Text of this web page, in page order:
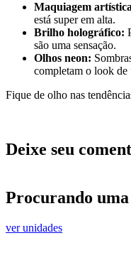
Maquiagem
está super em alta.
Brilho holográfico:
são uma sensação.
Olhos neon:
completam o look de
Fique de olho nas
Deixe seu
Procurando
ver unidades